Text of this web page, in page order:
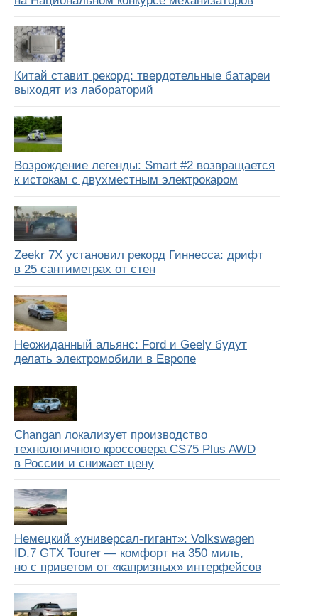
Китай ставит рекорд: твердотельные батареи
выходят из лабораторий
Возрождение легенды: Smart #2 возвращается
к истокам с двухместным электрокаром
Zeekr 7X установил рекорд Гиннесса: дрифт
в 25 сантиметрах от стен
Неожиданный альянс: Ford и Geely будут
делать электромобили в Европе
Changan локализует производство
технологичного кроссовера CS75 Plus AWD
в России и снижает цену
Немецкий «универсал-гигант»: Volkswagen
ID.7 GTX Tourer — комфорт на 350 миль,
но с приветом от «капризных» интерфейсов